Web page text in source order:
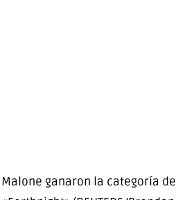
Malone ganaron la categoría de